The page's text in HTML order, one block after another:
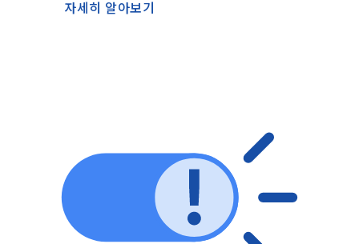
자세히 알아보기